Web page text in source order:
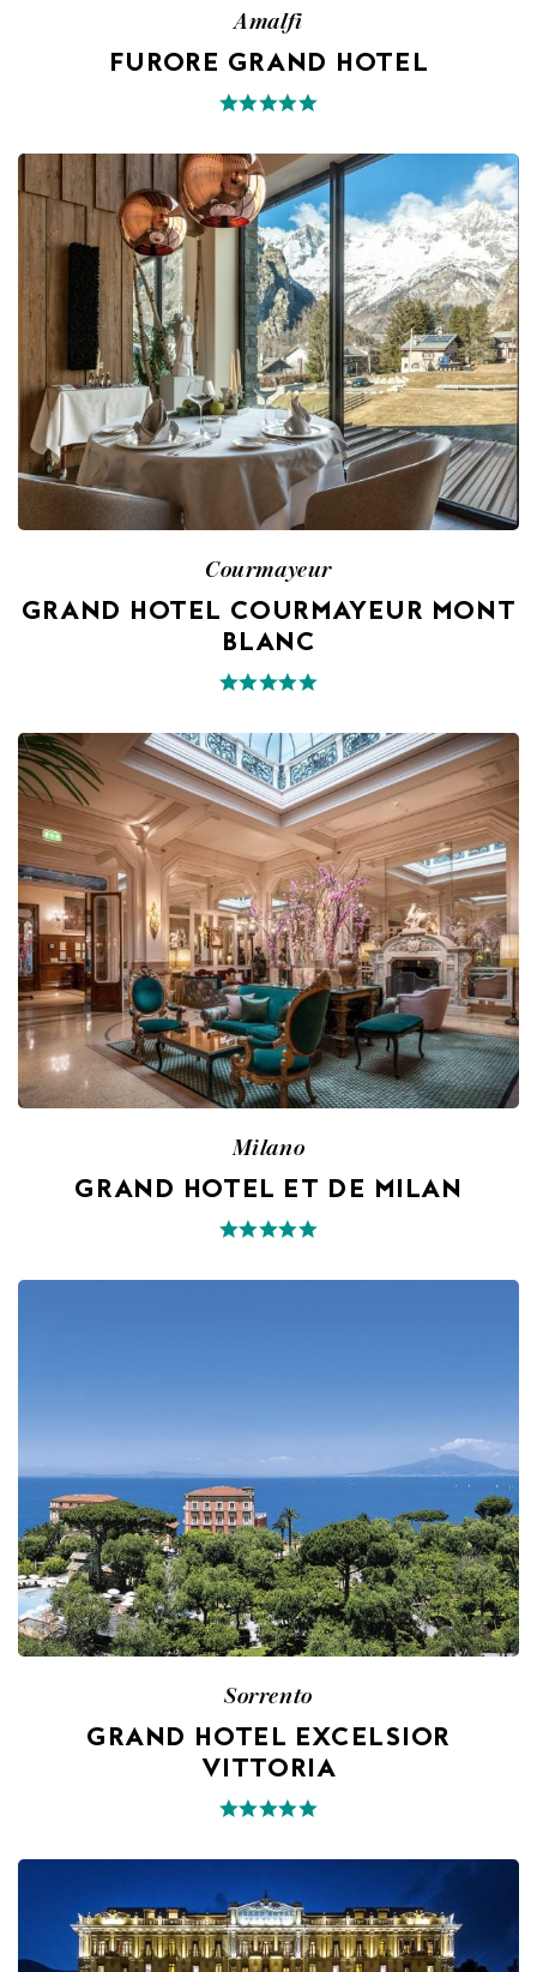
Amalfi
FURORE GRAND HOTEL
Courmayeur
GRAND HOTEL COURMAYEUR MONT
BLANC
Milano
GRAND HOTEL ET DE MILAN
Sorrento
GRAND HOTEL EXCELSIOR
VITTORIA